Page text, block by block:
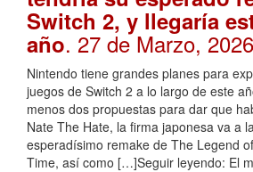
Switch 2, y llegaría
año. 27 de Marzo,
Nintendo tiene grandes planes para
juegos de Switch 2 a lo largo de este
menos dos propuestas para dar que
Nate The Hate, la firma japonesa va a
esperadísimo remake de The Legend
Time, así como […]Seguir leyendo: El